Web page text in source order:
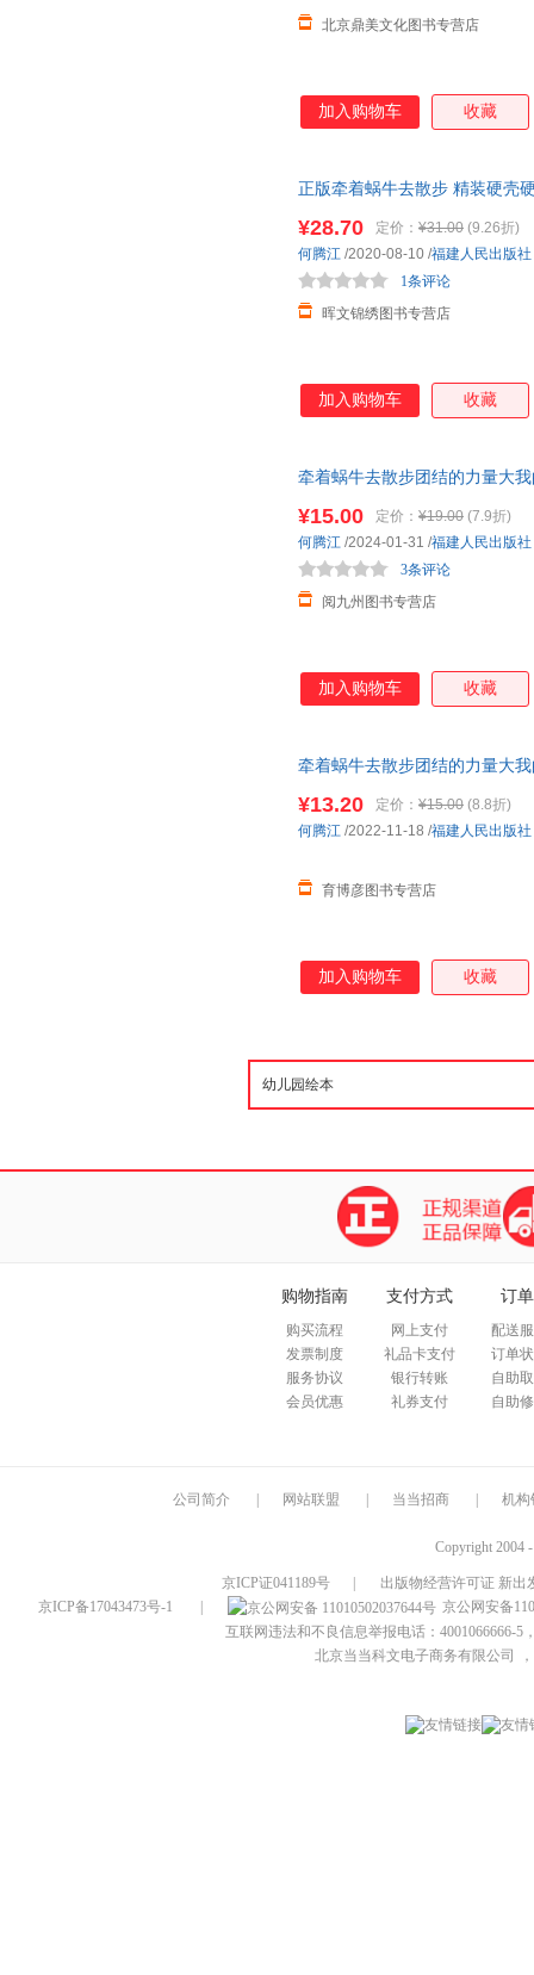
北京鼎美文化图书专营店
加入购物车 收藏
正版牵着蜗牛去散步 精装硬壳
¥28.70 定价： ¥31.00 (9.26折)
晖文锦绣图书专营店
1条评论
何腾江 /2020-08-10 /福建人民出版社
加入购物车 收藏
牵着蜗牛去散步团结的力量大
¥15.00 定价： ¥19.00 (7.9折)
阅九州图书专营店
3条评论
何腾江 /2024-01-31 /福建人民出版社
加入购物车 收藏
牵着蜗牛去散步团结的力量大
¥13.20 定价： ¥15.00 (8.8折)
育博彦图书专营店
何腾江 /2022-11-18 /福建人民出版社
加入购物车 收藏
购物指南
购买流程
发票制度
服务协议
会员优惠
支付方式
网上支付
礼品卡支付
银行转账
礼券支付
订
配送
订单
自助
自助
公司简介 网站联盟 当当招商 机构
Copyright 2004
京ICP证041189号
出版物经营许可证 新出
京ICP备17043473号-1
京公网安备
互联网违法和不良信息举报电话：4001066666-5
北京当当科文电子商务有限公司